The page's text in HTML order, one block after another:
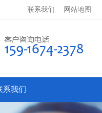
联系我们 网站地图
系我们